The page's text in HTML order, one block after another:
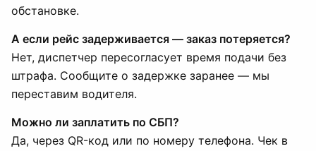
обстановке.
А если рейс задерживается — заказ потеряется?
Нет, диспетчер пересогласует время подачи без
штрафа. Сообщите о задержке заранее — мы
переставим водителя.
Можно ли заплатить по СБП?
Да, через QR-код или по номеру телефона. Чек в